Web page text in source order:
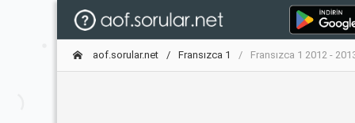
aof.sorular.net Fransızca 1 Fransızca 1 2012 -